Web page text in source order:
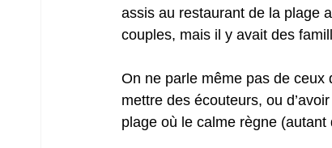
assis au restaurant de la plage
couples, mais il y avait des
On ne parle même pas de
mettre des écouteurs, ou
plage où le calme règne (autant